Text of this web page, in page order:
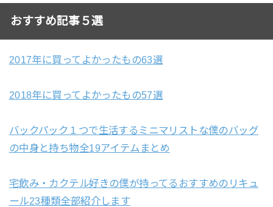
おすすめ記事５選
2017年に買ってよかったもの63選
2018年に買ってよかったもの57選
バックパック１つで生活するミニマリストな僕のバッグ
の中身と持ち物全19アイテムまとめ
宅飲み・カクテル好きの僕が持ってるおすすめのリキュ
ール23種類全部紹介します